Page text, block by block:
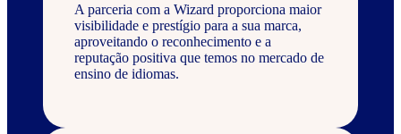
A parceria com a Wizard proporciona maior
visibilidade e prestígio para a sua marca,
aproveitando o reconhecimento e a
reputação positiva que temos no mercado de
ensino de idiomas.